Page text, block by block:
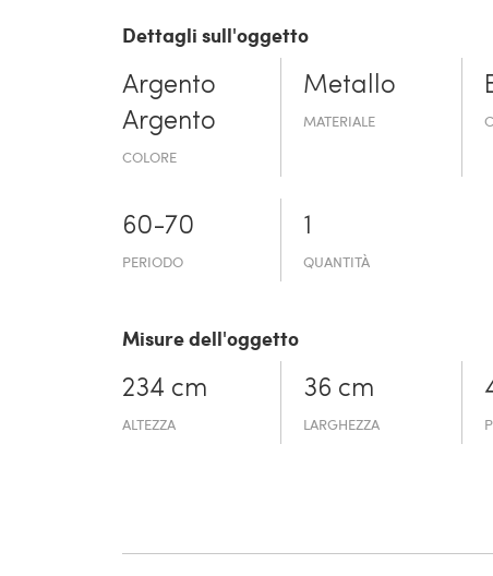
Dettagli sull'oggetto
Argento
Argento
COLORE
Metallo
MATERIALE
60-70
PERIODO
1
QUANTITÀ
Misure dell'oggetto
234 cm
ALTEZZA
36 cm
LARGHEZZA